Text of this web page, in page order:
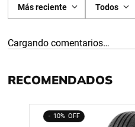
Más reciente Todos
Cargando comentarios…
RECOMENDADOS
10%